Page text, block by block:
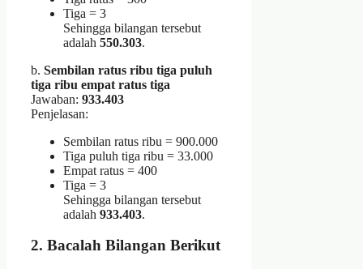
Tiga = 3
Sehingga bilangan tersebut
adalah 550.303.
b. Sembilan ratus ribu tiga puluh
tiga ribu empat ratus tiga
Jawaban: 933.403
Penjelasan:
Sembilan ratus ribu = 900.000
Tiga puluh tiga ribu = 33.000
Empat ratus = 400
Tiga = 3
Sehingga bilangan tersebut
adalah 933.403.
2. Bacalah Bilangan Berikut